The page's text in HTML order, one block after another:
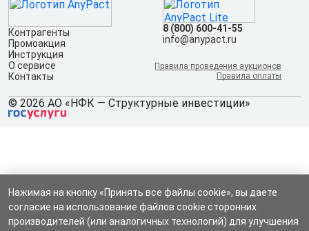
Контрагенты
Промоакция
Инструкция
О сервисе
Контакты
8 (800) 600-41-55
info@anypact.ru
Правила проведения аукционов
Правила оплаты
© 2026 АО «НФК — Структурные инвестиции»
Нажимая на кнопку «Принять все файлы cookie», вы даете
согласие на использование файлов cookie сторонних
производителей (или аналогичных технологий) для улучшения